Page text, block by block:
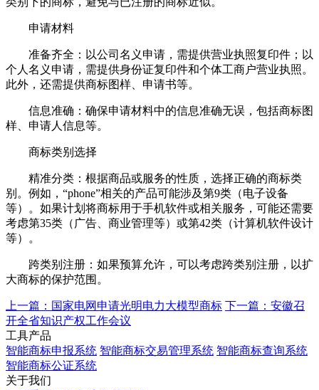
申请材料
准备齐全：以公司名义申请，需提供营业执照复印件；以
个人名义申请，需提供身份证复印件和个体工商户营业执照。
此外，还需提供商标图样、申请书等。
信息准确：确保申请材料中的信息准确无误，包括商标图
样、申请人信息等。
商标类别选择
精准分类：根据商品或服务的性质，选择正确的商标类
别。例如，“phone”相关的产品可能涉及第9类（电子设备
等）。如果计划将商标用于手机软件或相关服务，可能还需要
考虑第35类（广告、商业管理等）或第42类（计算机软件设计
等）。
跨类别注册：如果预算允许，可以考虑跨类别注册，以扩
大商标的保护范围。
上一篇：国家电网申请光明电力大模型商标 下一篇：安徽召
开全省知识产权工作会议
工具产品
智能商标申报系统 智能商标交易管理系统 智能商标查询系统
智能商标公证系统
关于我们